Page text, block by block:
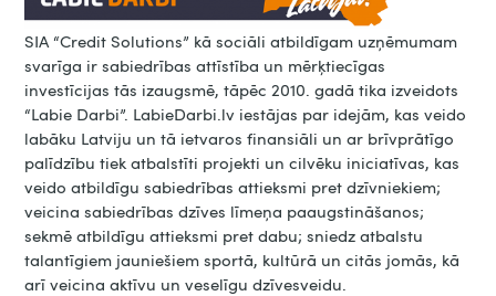
SIA “Credit Solutions” kā sociāli atbildīgam uzņēmumam
svarīga ir sabiedrības attīstība un mērķtiecīgas
investīcijas tās izaugsmē, tāpēc 2010. gadā tika izveidots
“Labie Darbi”. LabieDarbi.lv iestājas par idejām, kas veido
labāku Latviju un tā ietvaros finansiāli un ar brīvprātīgo
palīdzību tiek atbalstīti projekti un cilvēku iniciatīvas, kas
veido atbildīgu sabiedrības attieksmi pret dzīvniekiem;
veicina sabiedrības dzīves līmeņa paaugstināšanos;
sekmē atbildīgu attieksmi pret dabu; sniedz atbalstu
talantīgiem jauniešiem sportā, kultūrā un citās jomās, kā
arī veicina aktīvu un veselīgu dzīvesveidu.